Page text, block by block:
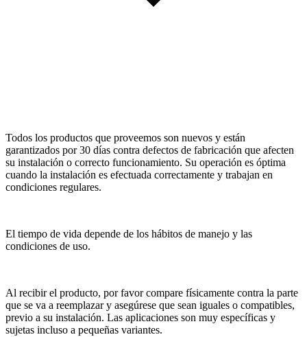
Todos los productos que proveemos son nuevos y están
garantizados por 30 días contra defectos de fabricación que afecten
su instalación o correcto funcionamiento. Su operación es óptima
cuando la instalación es efectuada correctamente y trabajan en
condiciones regulares.
El tiempo de vida depende de los hábitos de manejo y las
condiciones de uso.
Al recibir el producto, por favor compare físicamente contra la parte
que se va a reemplazar y asegúrese que sean iguales o compatibles,
previo a su instalación. Las aplicaciones son muy específicas y
sujetas incluso a pequeñas variantes.